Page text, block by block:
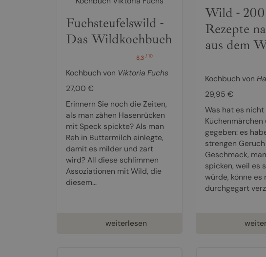
Fuchsteufelswild -
Das Wildkochbuch
8,3/ 10
Kochbuch von Viktoria Fuchs
27,00 €
Erinnern Sie noch die Zeiten,
als man zähen Hasenrücken
mit Speck spickte? Als man
Reh in Buttermilch einlegte,
damit es milder und zart
wird? All diese schlimmen
Assoziationen mit Wild, die
diesem...
weiterlesen
Wild - 200
Rezepte
aus dem
Kochbuch von
29,95 €
Was hat es
Küchenmärchen
gegeben: es
strengen
Geschmack,
spicken, weil es
würde, könne es
durchgegart